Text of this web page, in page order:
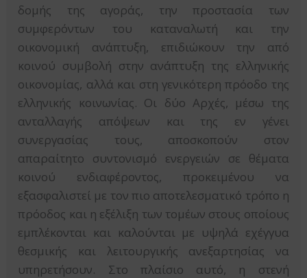
δομής της αγοράς, την προστασία των
συμφερόντων του καταναλωτή και την
οικονομική ανάπτυξη, επιδιώκουν την από
κοινού συμβολή στην ανάπτυξη της ελληνικής
οικονομίας, αλλά και στη γενικότερη πρόοδο της
ελληνικής κοινωνίας. Οι δύο Αρχές, μέσω της
ανταλλαγής απόψεων και της εν γένει
συνεργασίας τους, αποσκοπούν στον
απαραίτητο συντονισμό ενεργειών σε θέματα
κοινού ενδιαφέροντος, προκειμένου να
εξασφαλιστεί με τον πιο αποτελεσματικό τρόπο η
πρόοδος και η εξέλιξη των τομέων στους οποίους
εμπλέκονται και καλούνται με υψηλά εχέγγυα
θεσμικής και λειτουργικής ανεξαρτησίας να
υπηρετήσουν. Στο πλαίσιο αυτό, η στενή